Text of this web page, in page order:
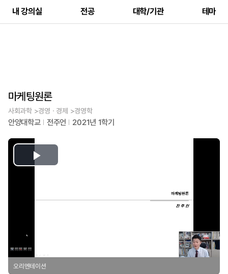
내 강의실 전공 대학/기관 테마
마케팅원론
사회과학 >경영ㆍ경제 >경영학
안양대학교 전주언 2021년 1학기
Play
오리엔테이션